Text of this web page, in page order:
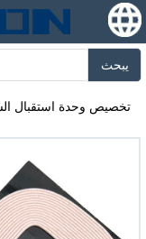
يبحث